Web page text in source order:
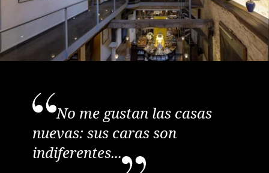
No me gustan las casas
nuevas: sus caras son
indiferentes...